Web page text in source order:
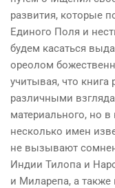
развития, которые
Единого Поля и
будем касаться
ореолом
учитывая, что книга
различными
материального, но
несколько имен
не вызывают
Индии Тилопа и
и Миларепа, а